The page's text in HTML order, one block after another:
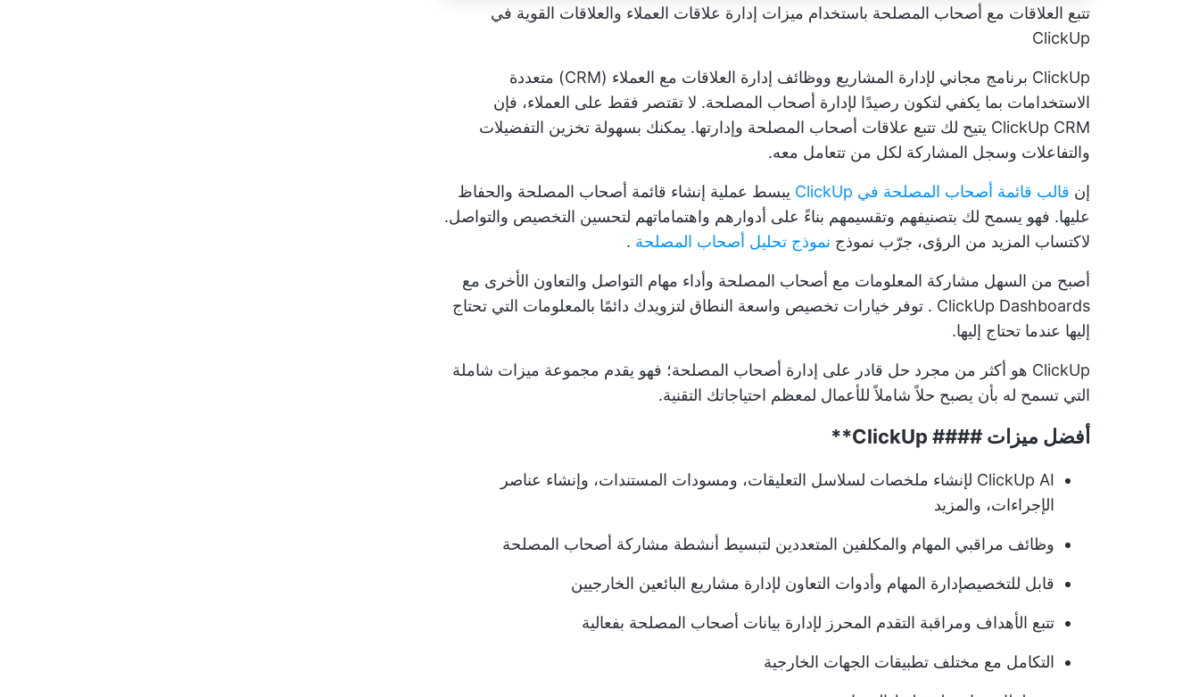
تتبع العلاقات مع أصحاب المصلحة باستخدام ميزات إدارة علاقات العملاء والعلاقات القوية في
ClickUp
ClickUp برنامج مجاني لإدارة المشاريع
ووظائف إدارة العلاقات مع العملاء (CRM) متعددة
الاستخدامات بما يكفي لتكون رصيدًا لإدارة أصحاب المصلحة. لا تقتصر فقط على العملاء، فإن
ClickUp CRM يتيح لك تتبع علاقات أصحاب المصلحة وإدارتها. يمكنك بسهولة تخزين التفضيلات
والتفاعلات وسجل المشاركة لكل من تتعامل معه.
إن قالب قائمة أصحاب المصلحة في ClickUp
يبسط عملية إنشاء قائمة أصحاب المصلحة والحفاظ
عليها. فهو يسمح لك بتصنيفهم وتقسيمهم بناءً على أدوارهم واهتماماتهم لتحسين التخصيص والتواصل.
لاكتساب المزيد من الرؤى، جرّب نموذج نموذج تحليل أصحاب المصلحة .
أصبح من السهل مشاركة المعلومات مع أصحاب المصلحة وأداء مهام التواصل والتعاون الأخرى مع
ClickUp Dashboards . توفر خيارات تخصيص واسعة النطاق لتزويدك دائمًا بالمعلومات التي تحتاج
إليها عندما تحتاج إليها.
ClickUp هو أكثر من مجرد حل قادر على إدارة أصحاب المصلحة؛ فهو يقدم
مجموعة ميزات شاملة
التي تسمح له بأن يصبح حلاً شاملاً للأعمال لمعظم احتياجاتك التقنية.
أفضل ميزات #### ClickUp**
ClickUp AI لإنشاء ملخصات لسلاسل التعليقات، ومسودات المستندات، وإنشاء عناصر
الإجراءات، والمزيد
وظائف مراقبي المهام والمكلفين المتعددين لتبسيط أنشطة مشاركة أصحاب المصلحة
قابل للتخصيصإدارة المهام وأدوات التعاون لإدارة مشاريع البائعين الخارجيين
تتبع الأهداف ومراقبة التقدم المحرز لإدارة بيانات أصحاب المصلحة بفعالية
التكامل مع مختلف تطبيقات الجهات الخارجية